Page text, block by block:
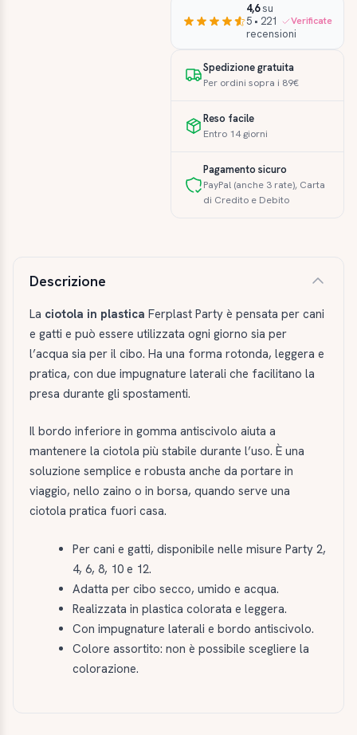
4,6su
5 • 221
recensioni
Verificate
Spedizione gratuita
Per ordini sopra i 89€
Reso facile
Entro 14 giorni
Pagamento sicuro
PayPal (anche 3 rate), Carta
di Credito e Debito
Descrizione
La ciotola in plastica Ferplast Party è pensata per cani
e gatti e può essere utilizzata ogni giorno sia per
l’acqua sia per il cibo. Ha una forma rotonda, leggera e
pratica, con due impugnature laterali che facilitano la
presa durante gli spostamenti.
Il bordo inferiore in gomma antiscivolo aiuta a
mantenere la ciotola più stabile durante l’uso. È una
soluzione semplice e robusta anche da portare in
viaggio, nello zaino o in borsa, quando serve una
ciotola pratica fuori casa.
Per cani e gatti, disponibile nelle misure Party 2,
4, 6, 8, 10 e 12.
Adatta per cibo secco, umido e acqua.
Realizzata in plastica colorata e leggera.
Con impugnature laterali e bordo antiscivolo.
Colore assortito: non è possibile scegliere la
colorazione.